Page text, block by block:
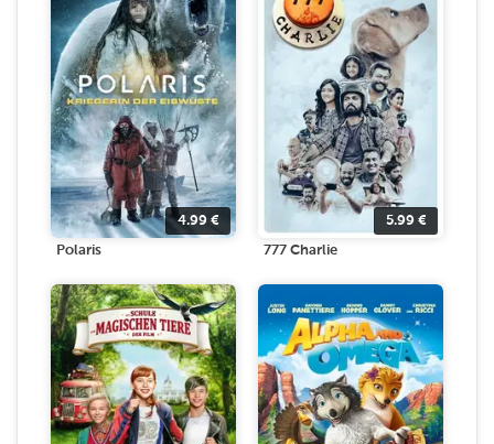
4.99 €
Polaris
5.99 €
777 Charlie